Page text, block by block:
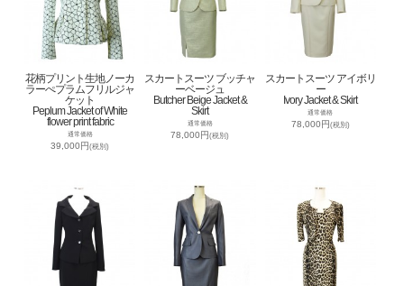
花柄プリント生地ノーカ
ラーぺプラムフリルジャ
ケット
Peplum Jacket of White
flower print fabric
通常価格
39,000円(税別)
スカートスーツ ブッチャ
ーベージュ
Butcher Beige Jacket &
Skirt
通常価格
78,000円(税別)
スカートスーツ アイボリ
ー
Ivory Jacket & Skirt
通常価格
78,000円 (税別)